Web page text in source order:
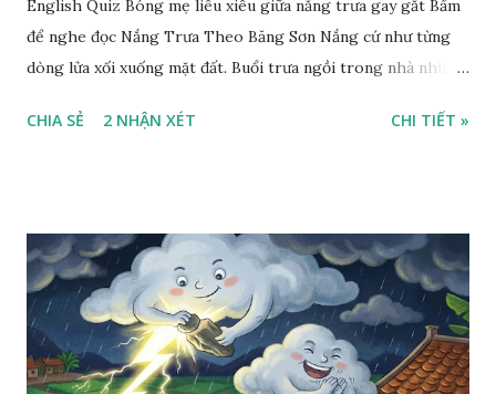
English Quiz Bóng mẹ liêu xiêu giữa nắng trưa gay gắt Bấm
để nghe đọc Nắng Trưa Theo Băng Sơn Nắng cứ như từng
dòng lửa xối xuống mặt đất. Buổi trưa ngồi trong nhà nhìn
CHIA SẺ 2 NHẬN XÉT CHI TIẾT »